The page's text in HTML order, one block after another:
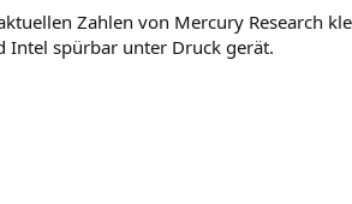
Zahlen von Mercury Research
Intel spürbar unter Druck gerät.